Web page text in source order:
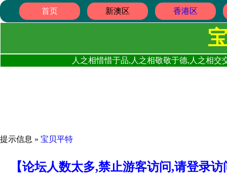
首页 新澳区 香港区
人之相惜惜于品,人之相敬敬于德,人之相
提示信息 » 宝贝平特
【论坛人数太多,禁止游客访问,请登录